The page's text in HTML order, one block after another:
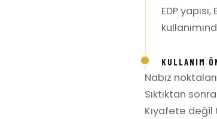
EDP
KULLANIM
Nabız
Sıktıktan
Kıyafete değil